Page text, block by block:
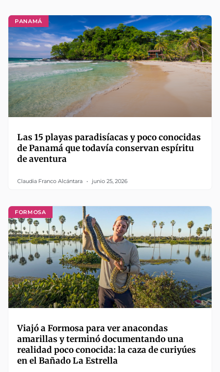
PANAMÁ
Las 15 playas paradisíacas y poco conocidas
de Panamá que todavía conservan espíritu
de aventura
Claudia Franco Alcántara junio 25, 2026
FORMOSA
Viajó a Formosa para ver anacondas
amarillas y terminó documentando una
realidad poco conocida: la caza de curiyúes
en el Bañado La Estrella